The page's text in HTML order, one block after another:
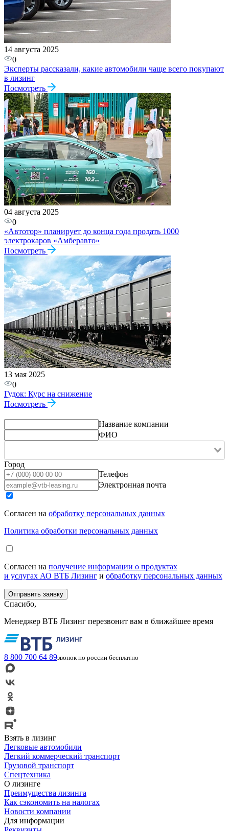
14 августа 2025
0
Эксперты рассказали, какие автомобили чаще всего покупают
в лизинг
Посмотреть
04 августа 2025
0
«Автотор» планирует до конца года продать 1000
электрокаров «Амберавто»
Посмотреть
13 мая 2025
0
Гудок: Курс на снижение
Посмотреть
Название компании
ФИО
Город
Телефон
Электронная почта
Согласен на обработку персональных данных
Политика обработки персональных данных
Согласен на получение информации о продуктах
и услугах АО ВТБ Лизинг и обработку персональных данных
Спасибо,
Менеджер ВТБ Лизинг перезвонит вам в ближайшее время
8 800 700 64 89звонок по россии бесплатно
Взять в лизинг
Легковые автомобили
Легкий коммерческий транспорт
Грузовой транспорт
Спецтехника
О лизинге
Преимущества лизинга
Как сэкономить на налогах
Новости компании
Для информации